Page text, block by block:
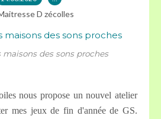
D zécolles
maisons des sons proches
nous propose un nouvel atelier
mes jeux de fin d'année de GS.